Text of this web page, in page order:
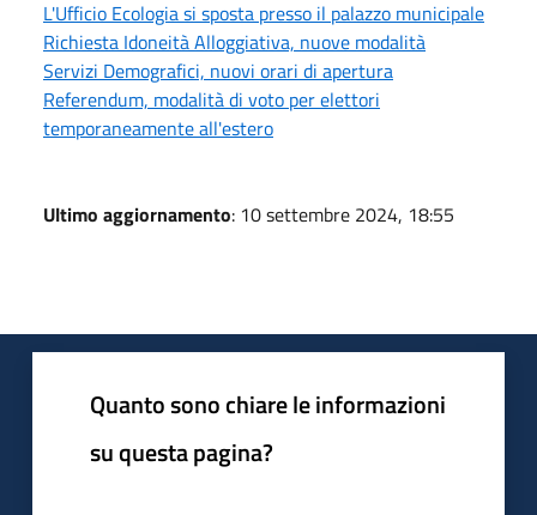
L'Ufficio Ecologia si sposta presso il palazzo municipale
Richiesta Idoneità Alloggiativa, nuove modalità
Servizi Demografici, nuovi orari di apertura
Referendum, modalità di voto per elettori
temporaneamente all'estero
Ultimo aggiornamento: 10 settembre 2024, 18:55
Quanto sono chiare le informazioni
su questa pagina?